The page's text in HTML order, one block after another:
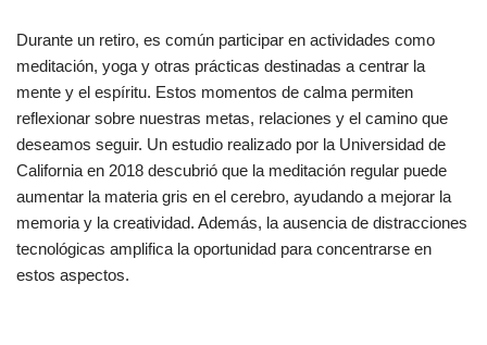
Durante un retiro, es común participar en actividades como
meditación, yoga y otras prácticas destinadas a centrar la
mente y el espíritu. Estos momentos de calma permiten
reflexionar sobre nuestras metas, relaciones y el camino que
deseamos seguir. Un estudio realizado por la Universidad de
California en 2018 descubrió que la meditación regular puede
aumentar la materia gris en el cerebro, ayudando a mejorar la
memoria y la creatividad. Además, la ausencia de distracciones
tecnológicas amplifica la oportunidad para concentrarse en
estos aspectos.